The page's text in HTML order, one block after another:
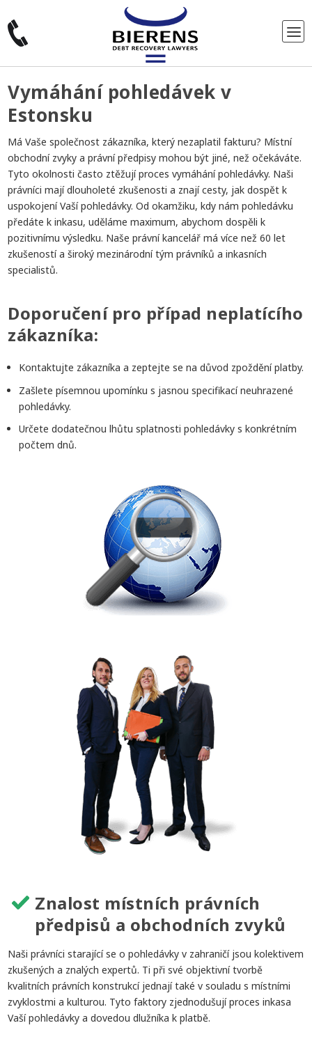
Vymáhání pohledávek v
Estonsku
Má Vaše společnost zákazníka, který nezaplatil fakturu? Místní
obchodní zvyky a právní předpisy mohou být jiné, než očekáváte.
Tyto okolnosti často ztěžují proces vymáhání pohledávky. Naši
právníci mají dlouholeté zkušenosti a znají cesty, jak dospět k
uspokojení Vaší pohledávky. Od okamžiku, kdy nám pohledávku
předáte k inkasu, uděláme maximum, abychom dospěli k
pozitivnímu výsledku. Naše právní kancelář má více než 60 let
zkušeností a široký mezinárodní tým právníků a inkasních
specialistů.
Doporučení pro případ neplatícího
zákazníka:
Kontaktujte zákazníka a zeptejte se na důvod zpoždění platby.
Zašlete písemnou upomínku s jasnou specifikací neuhrazené
pohledávky.
Určete dodatečnou lhůtu splatnosti pohledávky s konkrétním
počtem dnů.
Znalost místních právních
předpisů a obchodních zvyků
Naši právníci starající se o pohledávky v zahraničí jsou kolektivem
zkušených a znalých expertů. Ti při své objektivní tvorbě
kvalitních právních konstrukcí jednají také v souladu s místními
zvyklostmi a kulturou. Tyto faktory zjednodušují proces inkasa
Vaší pohledávky a dovedou dlužníka k platbě.